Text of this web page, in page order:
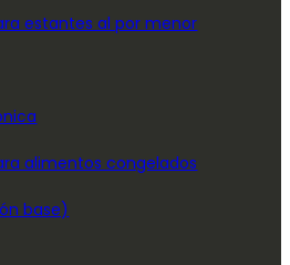
estantes al por menor
alimentos congelados
base)